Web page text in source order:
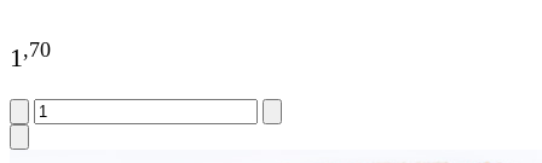
1,70